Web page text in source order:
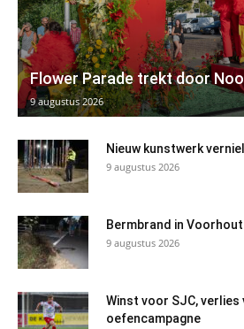
Flower Parade trekt door
9 augustus 2026
Nieuw kunstwerk
9 augustus 2026
Bermbrand in
9 augustus 2026
Winst voor SJC,
oefencampagne